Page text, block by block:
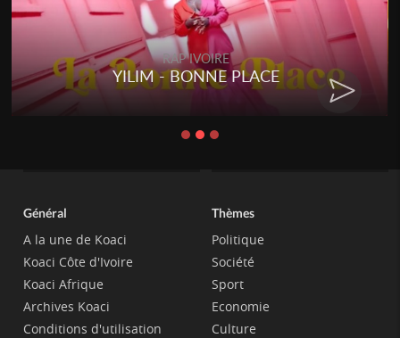
RAP IVOIRE
YILIM - BONNE PLACE
Général
A la une de Koaci
Koaci Côte d'Ivoire
Koaci Afrique
Archives Koaci
Conditions d'utilisation
Thèmes
Politique
Société
Sport
Economie
Culture